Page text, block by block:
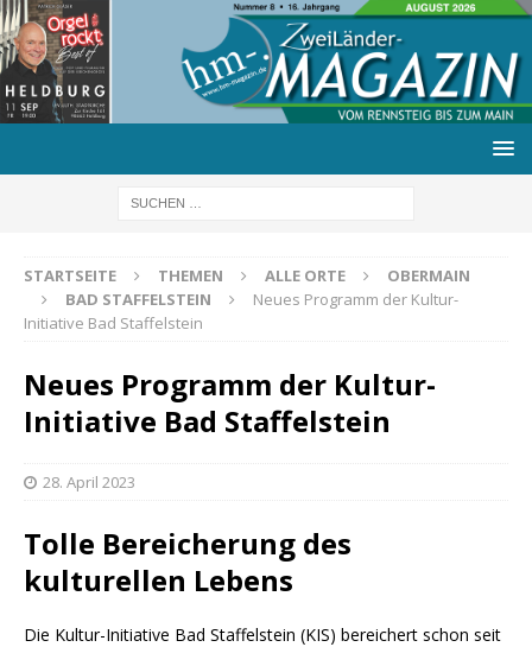
STARTSEITE THEMEN ALLE ORTE
OBERMAIN
BAD STAFFELSTEIN
Neues Programm der Kultur-
Initiative Bad Staffelstein
Neues Programm der Kultur-
Initiative Bad Staffelstein
28. April 2023
Tolle Bereicherung des
kulturellen Lebens
Die Kultur-Initiative Bad Staffelstein (KIS) bereichert schon seit